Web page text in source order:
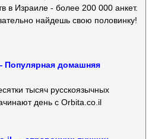
в Израиле - более 200 000 анкет.
найдешь свою половинку!
Популярная домашняя
тысяч русскоязычных
день с Orbita.co.il